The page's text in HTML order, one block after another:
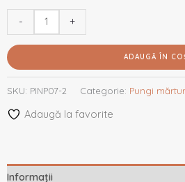
- +
ADAUGĂ ÎN
SKU: PINP07-2 Categorie: Pungi
Adaugă la favorite
Informații